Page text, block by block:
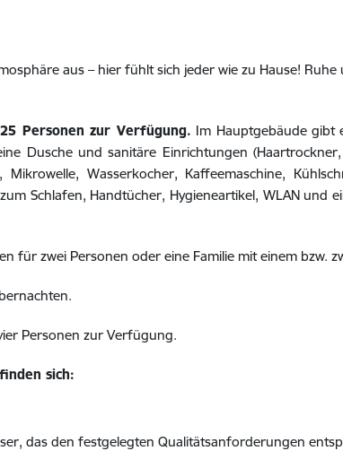
aus – hier fühlt sich jeder wie zu Hause!
Personen zur Verfügung. Im Hauptgebäude gibt
Dusche und sanitäre Einrichtungen
Wasserkocher, Kaffeemaschine,
Schlafen, Handtücher, Hygieneartikel, WLAN und
für zwei Personen oder eine Familie mit einem bzw.
Personen zur Verfügung.
sich:
das den festgelegten Qualitätsanforderungen